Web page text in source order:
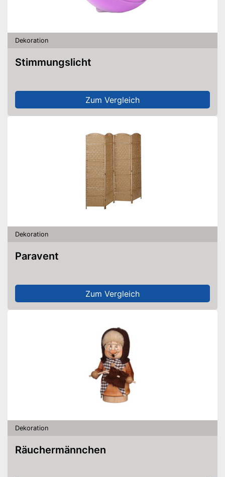
Dekoration
Stimmungslicht
Zum Vergleich
Dekoration
Paravent
Zum Vergleich
Dekoration
Räuchermännchen